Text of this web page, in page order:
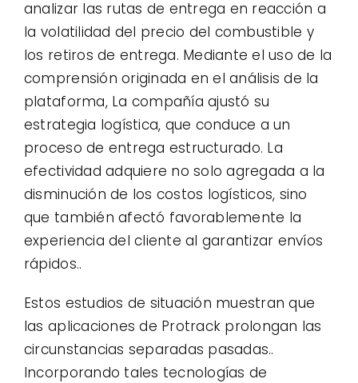
analizar las rutas de entrega en reacción a
la volatilidad del precio del combustible y
los retiros de entrega. Mediante el uso de la
comprensión originada en el análisis de la
plataforma, La compañía ajustó su
estrategia logística, que conduce a un
proceso de entrega estructurado. La
efectividad adquiere no solo agregada a la
disminución de los costos logísticos, sino
que también afectó favorablemente la
experiencia del cliente al garantizar envíos
rápidos..
Estos estudios de situación muestran que
las aplicaciones de Protrack prolongan las
circunstancias separadas pasadas..
Incorporando tales tecnologías de